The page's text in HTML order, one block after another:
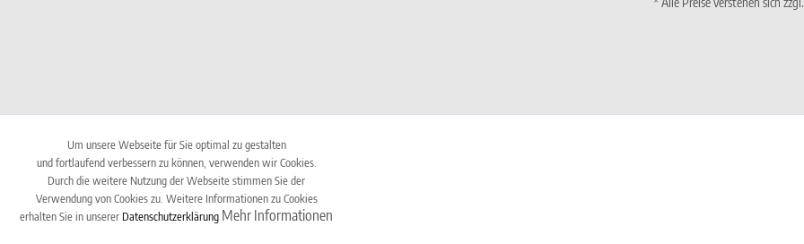
Um unsere Webseite für Sie optimal zu gestalten
und fortlaufend verbessern zu können, verwenden wir Cookies.
Durch die weitere Nutzung der Webseite stimmen Sie der
Verwendung von Cookies zu. Weitere Informationen zu Cookies
erhalten Sie in unserer Datenschutzerklärung Mehr Informationen